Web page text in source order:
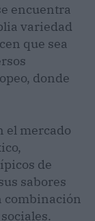
encuentra
variedad
que sea
donde
el mercado
de
sabores
combinación